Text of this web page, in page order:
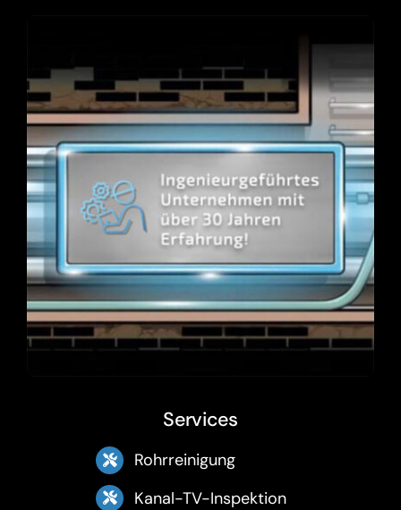
Services
Rohrreinigung
Kanal-TV-Inspektion